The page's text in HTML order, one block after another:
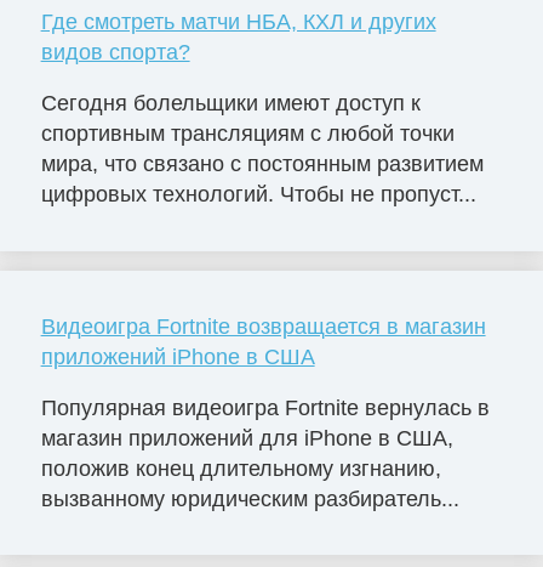
Где смотреть матчи НБА, КХЛ и других
видов спорта?
Сегодня болельщики имеют доступ к
спортивным трансляциям с любой точки
мира, что связано с постоянным развитием
цифровых технологий. Чтобы не пропуст...
Видеоигра Fortnite возвращается в магазин
приложений iPhone в США
Популярная видеоигра Fortnite вернулась в
магазин приложений для iPhone в США,
положив конец длительному изгнанию,
вызванному юридическим разбиратель...